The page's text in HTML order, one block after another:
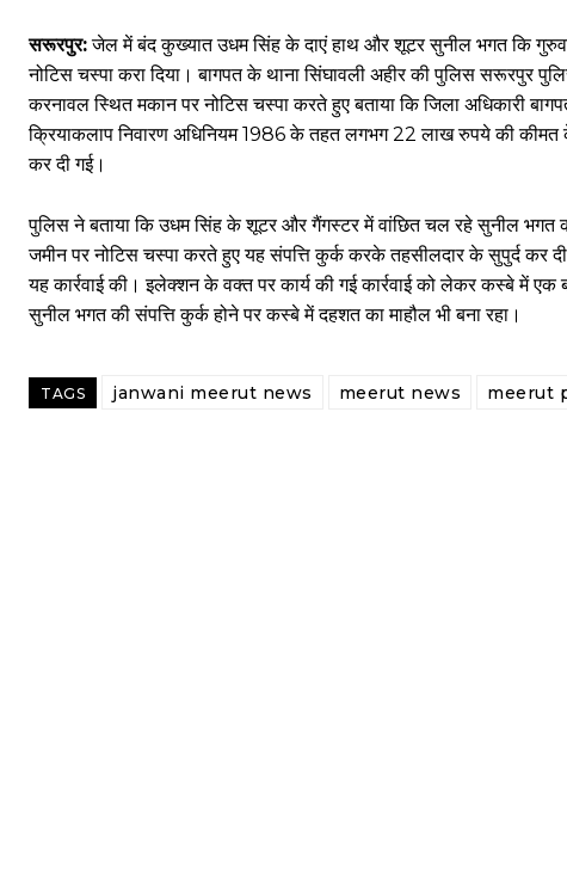
सरूरपुर:जेल में बंद कुख्यात उधम सिंह के दाएं हाथ और शूटर सुनील भगत कि
नोटिस चस्पा करा दिया। बागपत के थाना सिंघावली अहीर की पुलिस सरूरपुर
करनावल स्थित मकान पर नोटिस चस्पा करते हुए बताया कि जिला अधिकारी
क्रियाकलाप निवारण अधिनियम 1986 के तहत लगभग 22 लाख रुपये की कीमत
कर दी गई।
पुलिस ने बताया कि उधम सिंह के शूटर और गैंगस्टर में वांछित चल रहे सुनील भगत
जमीन पर नोटिस चस्पा करते हुए यह संपत्ति कुर्क करके तहसीलदार के सुपुर्द कर
यह कार्रवाई की। इलेक्शन के वक्त पर कार्य की गई कार्रवाई को लेकर कस्बे में
सुनील भगत की संपत्ति कुर्क होने पर कस्बे में दहशत का माहौल भी बना रहा।
TAGS janwani meerut news meerut news meerut